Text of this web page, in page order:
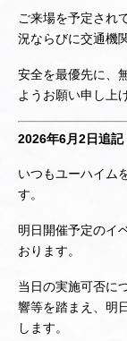
ご来場を予定され
況ならびに交通機
安全を最優先に、
ようお願い申し上
2026年6月2日追記
いつもユーハイム
す。
明日開催予定のイ
おります。
当日の実施可否に
響等を踏まえ、明
します。